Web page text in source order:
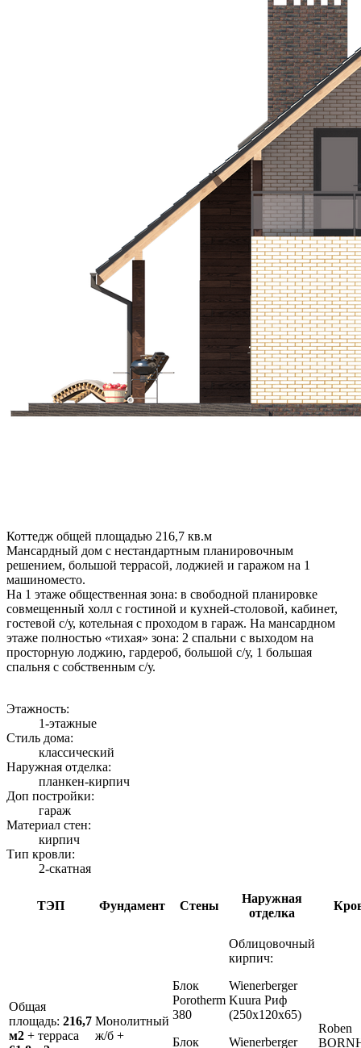
Коттедж общей площадью 216,7 кв.м
Мансардный дом с нестандартным планировочным
решением, большой террасой, лоджией и гаражом на 1
машиноместо.
На 1 этаже общественная зона: в свободной планировке
совмещенный холл с гостиной и кухней-столовой, кабинет,
гостевой с/у, котельная с проходом в гараж. На мансардном
этаже полностью «тихая» зона: 2 спальни с выходом на
просторную лоджию, гардероб, большой с/у, 1 большая
спальня с собственным с/у.
Этажность:
1-этажные
Стиль дома:
классический
Наружная отделка:
планкен-кирпич
Доп постройки:
гараж
Материал стен:
кирпич
Тип кровли:
2-скатная
ТЭП Фундамент Стены
Наружная
отделка
Общая
площадь: 216,7
м2 + терраса
Mонолитный
ж/б +
Блок
Porotherm
380
Блок
Облицовочный
кирпич:
Wienerberger
Kuura Риф
(250x120x65)
Wienerberger
Roben